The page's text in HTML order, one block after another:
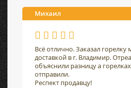
Михаил
Всё отлично. Заказал горелку
доставкой в г. Владимир.
объяснили разницу а
отправили.
Респект продавцу!